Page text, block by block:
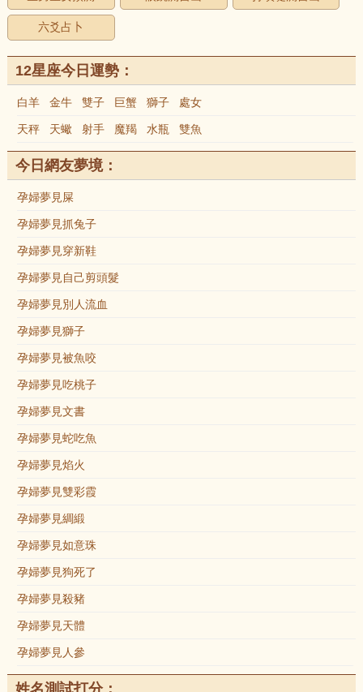
六爻占卜
12星座今日運勢：
白羊 金牛 雙子 巨蟹 獅子 處女
天秤 天蠍 射手 魔羯 水瓶 雙魚
今日網友夢境：
孕婦夢見屎
孕婦夢見抓兔子
孕婦夢見穿新鞋
孕婦夢見自己剪頭髮
孕婦夢見別人流血
孕婦夢見獅子
孕婦夢見被魚咬
孕婦夢見吃桃子
孕婦夢見文書
孕婦夢見蛇吃魚
孕婦夢見焰火
孕婦夢見雙彩霞
孕婦夢見綢緞
孕婦夢見如意珠
孕婦夢見狗死了
孕婦夢見殺豬
孕婦夢見天體
孕婦夢見人參
姓名測試打分：